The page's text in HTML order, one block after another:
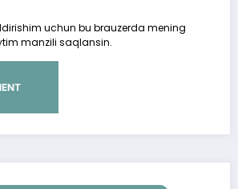
uchun bu brauzerda mening
manzili saqlansin.